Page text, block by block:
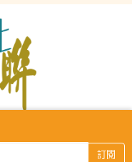
訂閱
Council
Service
Service. All Rights